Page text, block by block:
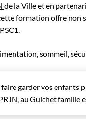
de la Ville et en
cette formation offre non
sommeil,
garder vos enfants
au Guichet famille